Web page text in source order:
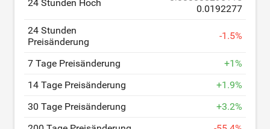
24 Stunden Hoch
0.0192277
24 Stunden
Preisänderung
-1.5%
7 Tage Preisänderung +1%
14 Tage Preisänderung
+1.9%
30 Tage Preisänderung
+3.2%